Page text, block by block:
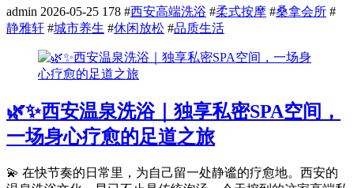
admin 2026-05-25 178 #西安高端洗浴 #柔式按摩 #桑拿会所 #
静雅轩 #城市养生 #休闲放松 #品质生活
🌿✨西安温泉洗浴｜独享私密SPA空间，
一场身心疗愈的足道之旅
💫 在快节奏的日常里，为自己留一处静谧的疗愈地。西安的